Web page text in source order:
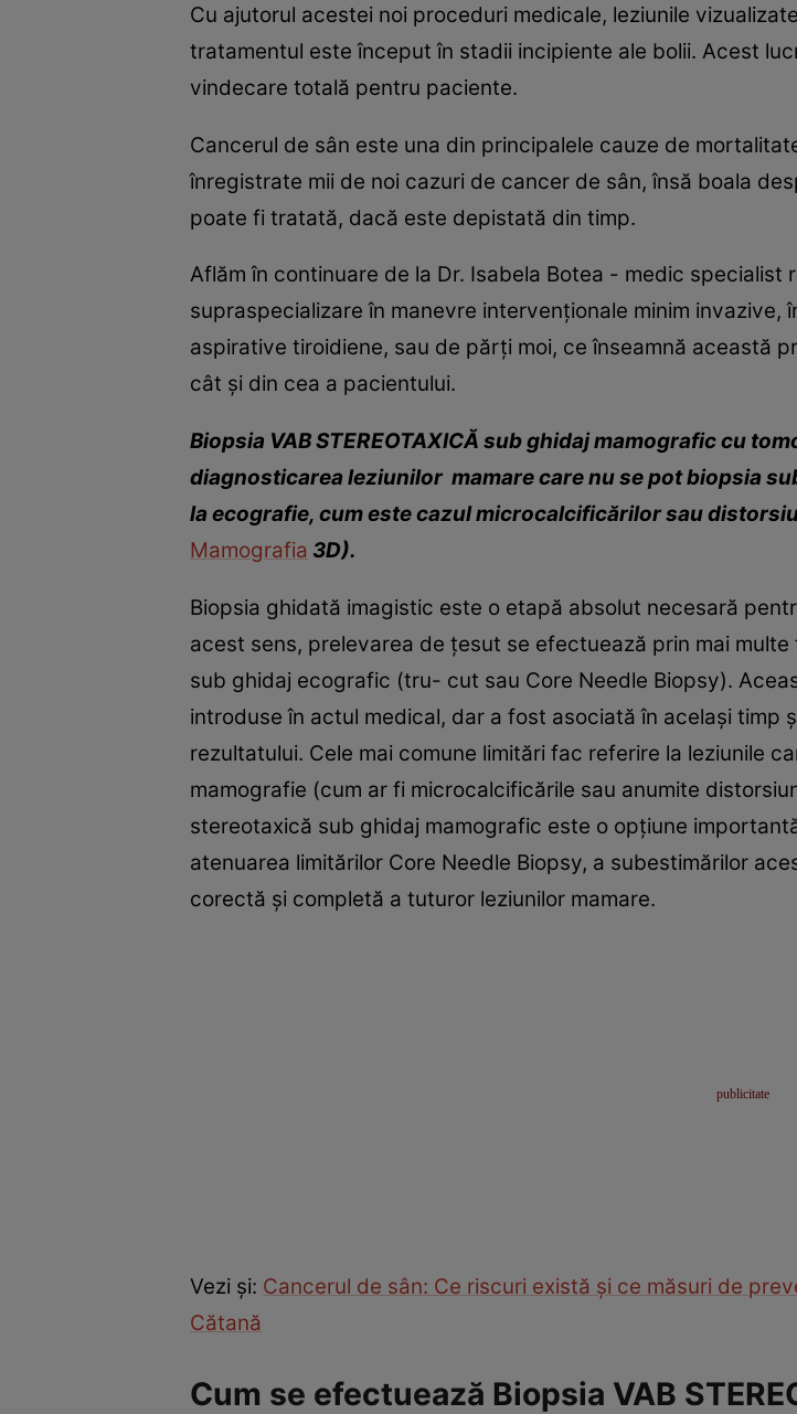
Cu ajutorul acestei noi proceduri medicale, leziunile
tratamentul este început în stadii incipiente ale bolii. Acest
vindecare totală pentru paciente.
Cancerul de sân este una din principalele cauze de
înregistrate mii de noi cazuri de cancer de sân, însă boala
poate fi tratată, dacă este depistată din timp.
Aflăm în continuare de la Dr. Isabela Botea - medic specialist
supraspecializare în manevre intervenționale minim invazive,
aspirative tiroidiene, sau de părți moi, ce înseamnă această
cât și din cea a pacientului.
Biopsia VAB STEREOTAXICĂ sub ghidaj mamografic cu
diagnosticarea leziunilor mamare care nu se pot biopsia
la ecografie, cum este cazul microcalcificărilor sau
Mamografia 3D).
Biopsia ghidată imagistic este o etapă absolut necesară
acest sens, prelevarea de țesut se efectuează prin mai
sub ghidaj ecografic (tru- cut sau Core Needle Biopsy).
introduse în actul medical, dar a fost asociată în același timp
rezultatului. Cele mai comune limitări fac referire la leziunile
mamografie (cum ar fi microcalcificările sau anumite
stereotaxică sub ghidaj mamografic este o opțiune
atenuarea limitărilor Core Needle Biopsy, a subestimărilor
corectă și completă a tuturor leziunilor mamare.
Vezi şi: Cancerul de sân: Ce riscuri există și ce măsuri de
Cătană
Cum se efectuează Biopsia VAB